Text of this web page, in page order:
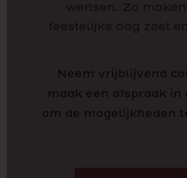
wensen. Zo
feestelijke dag zoet
Neem vrijblijvend
maak een afspraak in
om de mogelijkheden